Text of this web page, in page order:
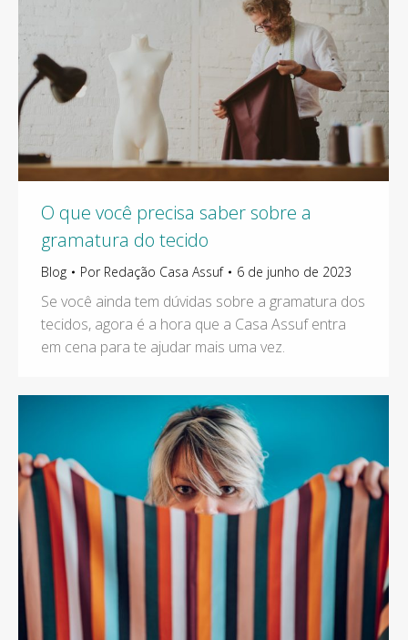
O que você precisa saber sobre a
gramatura do tecido
Blog Por Redação Casa Assuf 6 de junho de 2023
Se você ainda tem dúvidas sobre a gramatura dos
tecidos, agora é a hora que a Casa Assuf entra
em cena para te ajudar mais uma vez.